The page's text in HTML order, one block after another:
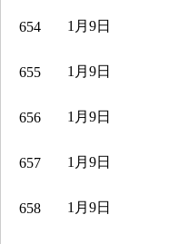
654 1月9日
655 1月9日
656 1月9日
657 1月9日
658 1月9日